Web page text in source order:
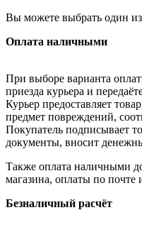
Вы можете выбрать один
Оплата наличными
При выборе варианта
приезда курьера и
Курьер предоставляет
предмет повреждений,
Покупатель подписывает
документы, вносит
Также оплата наличными
магазина, оплаты по почте
Безналичный расчёт